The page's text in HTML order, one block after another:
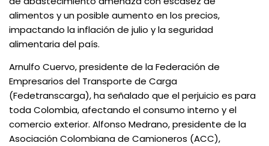
alimentos y un posible aumento en los precios,
impactando la inflación de julio y la seguridad
alimentaria del país.
Arnulfo Cuervo, presidente de la Federación de
Empresarios del Transporte de Carga
(Fedetranscarga), ha señalado que el perjuicio es para
toda Colombia, afectando el consumo interno y el
comercio exterior. Alfonso Medrano, presidente de la
Asociación Colombiana de Camioneros (ACC),